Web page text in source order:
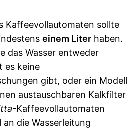
Kaffeevollautomaten sollte
einem Liter haben.
das Wasser entweder
es keine
gibt, oder ein Modell
austauschbaren Kalkfilter
-Kaffeevollautomaten
die Wasserleitung